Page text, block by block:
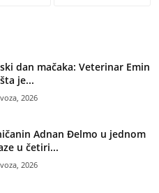
dan mačaka: Veterinar Emin
je...
2026
Adnan Đelmo u jednom
u četiri...
2026